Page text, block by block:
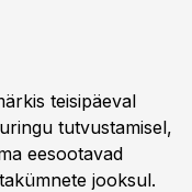
teisipäeval
tutvustamisel,
eesootavad
jooksul.